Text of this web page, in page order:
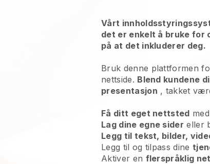
Vårt
det er enkelt å bruke for
på at det inkluderer deg.
Bruk denne plattformen
nettside. Blend kundene
presentasjon , takket
Få ditt eget nettsted
Lag dine egne sider eller
Legg til tekst, bilder,
Legg til og tilpass dine
Aktiver en flerspråklig